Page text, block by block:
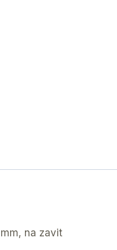
na zavit